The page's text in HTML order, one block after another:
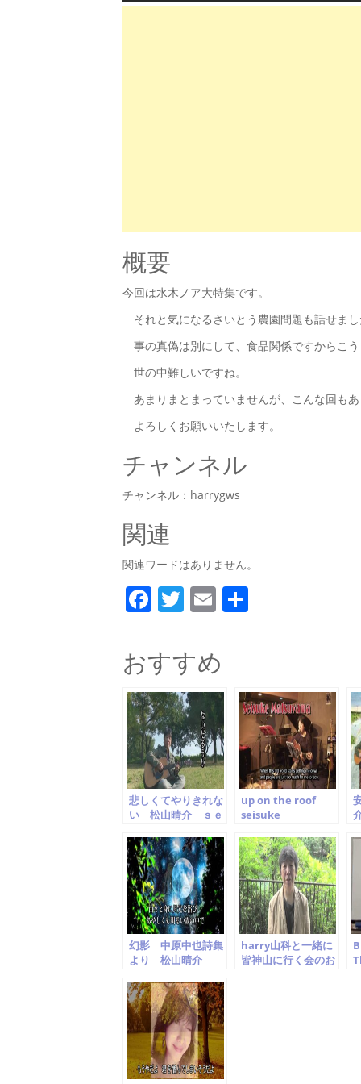
概要
今回は水木ノア大特集です。
それと気になるさいとう農園問題も話せま
事の真偽は別にして、食品関係ですからこ
世の中難しいですね。
あまりまとまっていませんが、こんな回も
よろしくお願いいたします。
チャンネル
チャンネル：harrygws
関連
関連ワードはありません。
F
c
e
b
o
o
k
T
itt
er
E
ai
l
おすすめ
悲しくてやりきれな
い 松山晴介 ｓｅ
ｓｕｙａｍａ
up on the roof
seisuke
king cover 松山晴
介
幻影 中原中也詩集
より 松山晴介
Matsuyama
harry山科と一緒に
皆神山に行く会のお